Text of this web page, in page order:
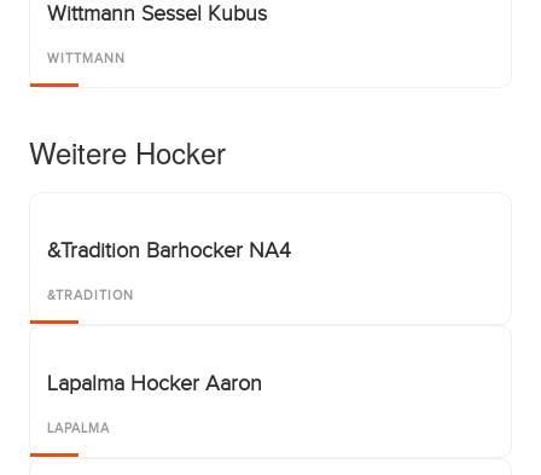
Wittmann Sessel Kubus
WITTMANN
Weitere Hocker
&Tradition Barhocker NA4
&TRADITION
Lapalma Hocker Aaron
LAPALMA